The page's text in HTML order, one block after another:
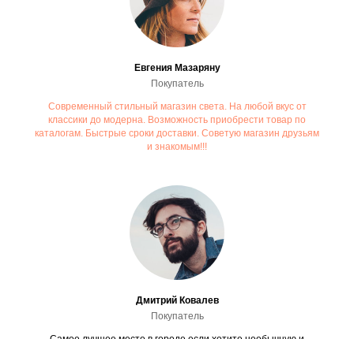
Евгения Мазаряну
Покупатель
Современный стильный магазин света. На любой вкус от
классики до модерна. Возможность приобрести товар по
каталогам. Быстрые сроки доставки. Советую магазин друзьям
и знакомым!!!
Дмитрий Ковалев
Покупатель